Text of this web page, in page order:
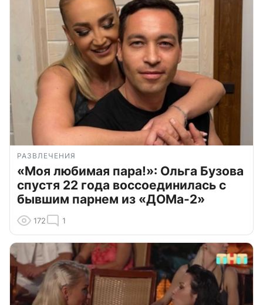
РАЗВЛЕЧЕНИЯ
«Моя любимая пара!»: Ольга Бузова
спустя 22 года воссоединилась с
бывшим парнем из «ДОМа-2»
172 1